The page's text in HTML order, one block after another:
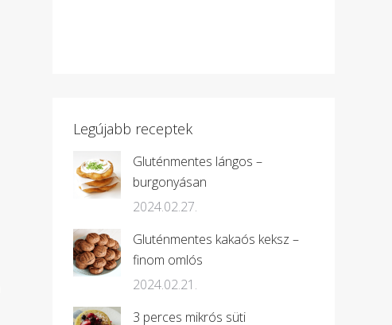
Legújabb receptek
Gluténmentes lángos –
burgonyásan
2024.02.27.
Gluténmentes kakaós keksz –
finom omlós
2024.02.21.
3 perces mikrós süti